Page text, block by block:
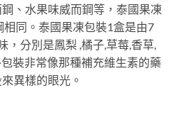
、水果味威而鋼等，泰國果凍
同。泰國果凍包裝1盒是由7
，分別是鳳梨 ,橘子,草莓,香草,
裝非常像那種補充維生素的藥
異樣的眼光。